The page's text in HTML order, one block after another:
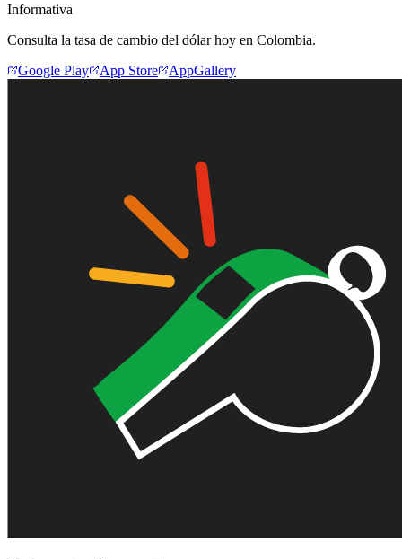
Informativa
Consulta la tasa de cambio del dólar hoy en Colombia.
Google Play
App Store AppGallery